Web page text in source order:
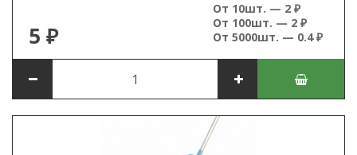
5 ₽
От 10шт. — 2 ₽
От 100шт. — 2 ₽
От 5000шт. — 0.4 ₽